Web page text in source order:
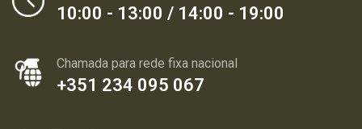
10:00 - 13:00 / 14:00 - 19:00
Chamada para rede fixa nacional
+351 234 095 067